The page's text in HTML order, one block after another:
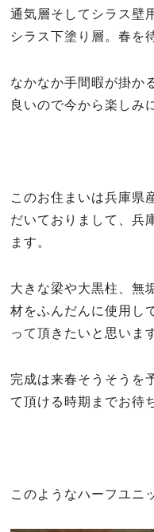
通気層そしてシラス壁
シラス下塗り層。春を
なかなか手間暇が掛か
良いので今から楽しみ
このお住まいは兵庫県
だいておりまして、兵
ます。
大きな梁や大黒柱、無
材をふんだんに使用し
って頂きたいと思いま
完成は来春そうそうを
て頂ける時期までお待
このようなハーフユニ